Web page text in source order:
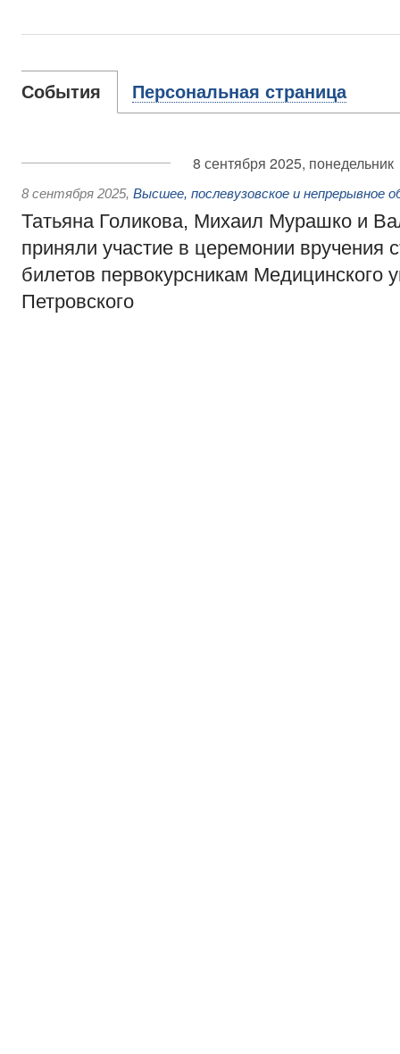
События Персональная страница
8 сентября 2025, понедельник
8 сентября 2025, Высшее, послевузовское и непрерывное
Татьяна Голикова, Михаил Мурашко и
приняли участие в церемонии вручения
билетов первокурсникам Медицинского
Петровского